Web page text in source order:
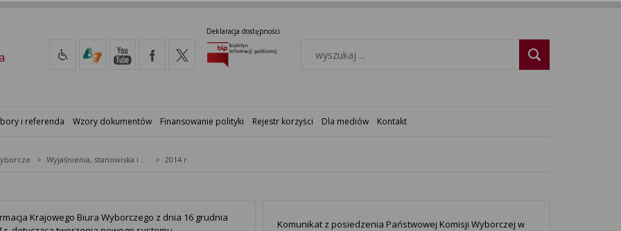
Deklaracja dostępności
i referenda Wzory dokumentów Finansowanie polityki Rejestr korzyści Dla mediów Kontakt
Wyjaśnienia, stanowiska i komunikaty 2014 r.
Krajowego Biura Wyborczego z dnia 16 grudnia
Komunikat z posiedzenia Państwowej Komisji Wyborczej w